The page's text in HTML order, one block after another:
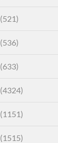
(521)
(536)
(633)
(4324)
(1151)
(1515)